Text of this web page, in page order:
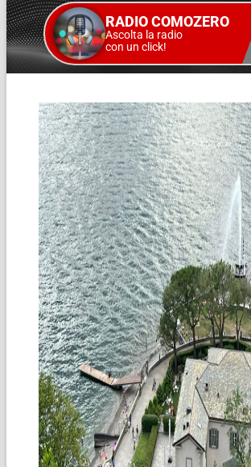
RADIO COMOZERO
Ascolta la radio
con un click!